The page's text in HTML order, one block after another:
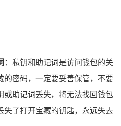
：私钥和助记词是访问钱包的关
的密码，一定要妥善保管，不要
或助记词丢失，将无法找回钱包
失了打开宝藏的钥匙，永远失去